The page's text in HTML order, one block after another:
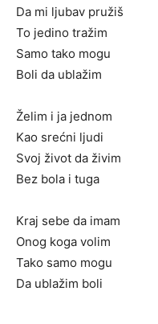
Da mi ljubav pružiš
To jedino tražim
Samo tako mogu
Boli da ublažim
Želim i ja jednom
Kao srećni ljudi
Svoj život da živim
Bez bola i tuga
Kraj sebe da imam
Onog koga volim
Tako samo mogu
Da ublažim boli